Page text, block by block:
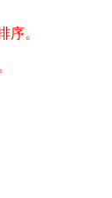
序。